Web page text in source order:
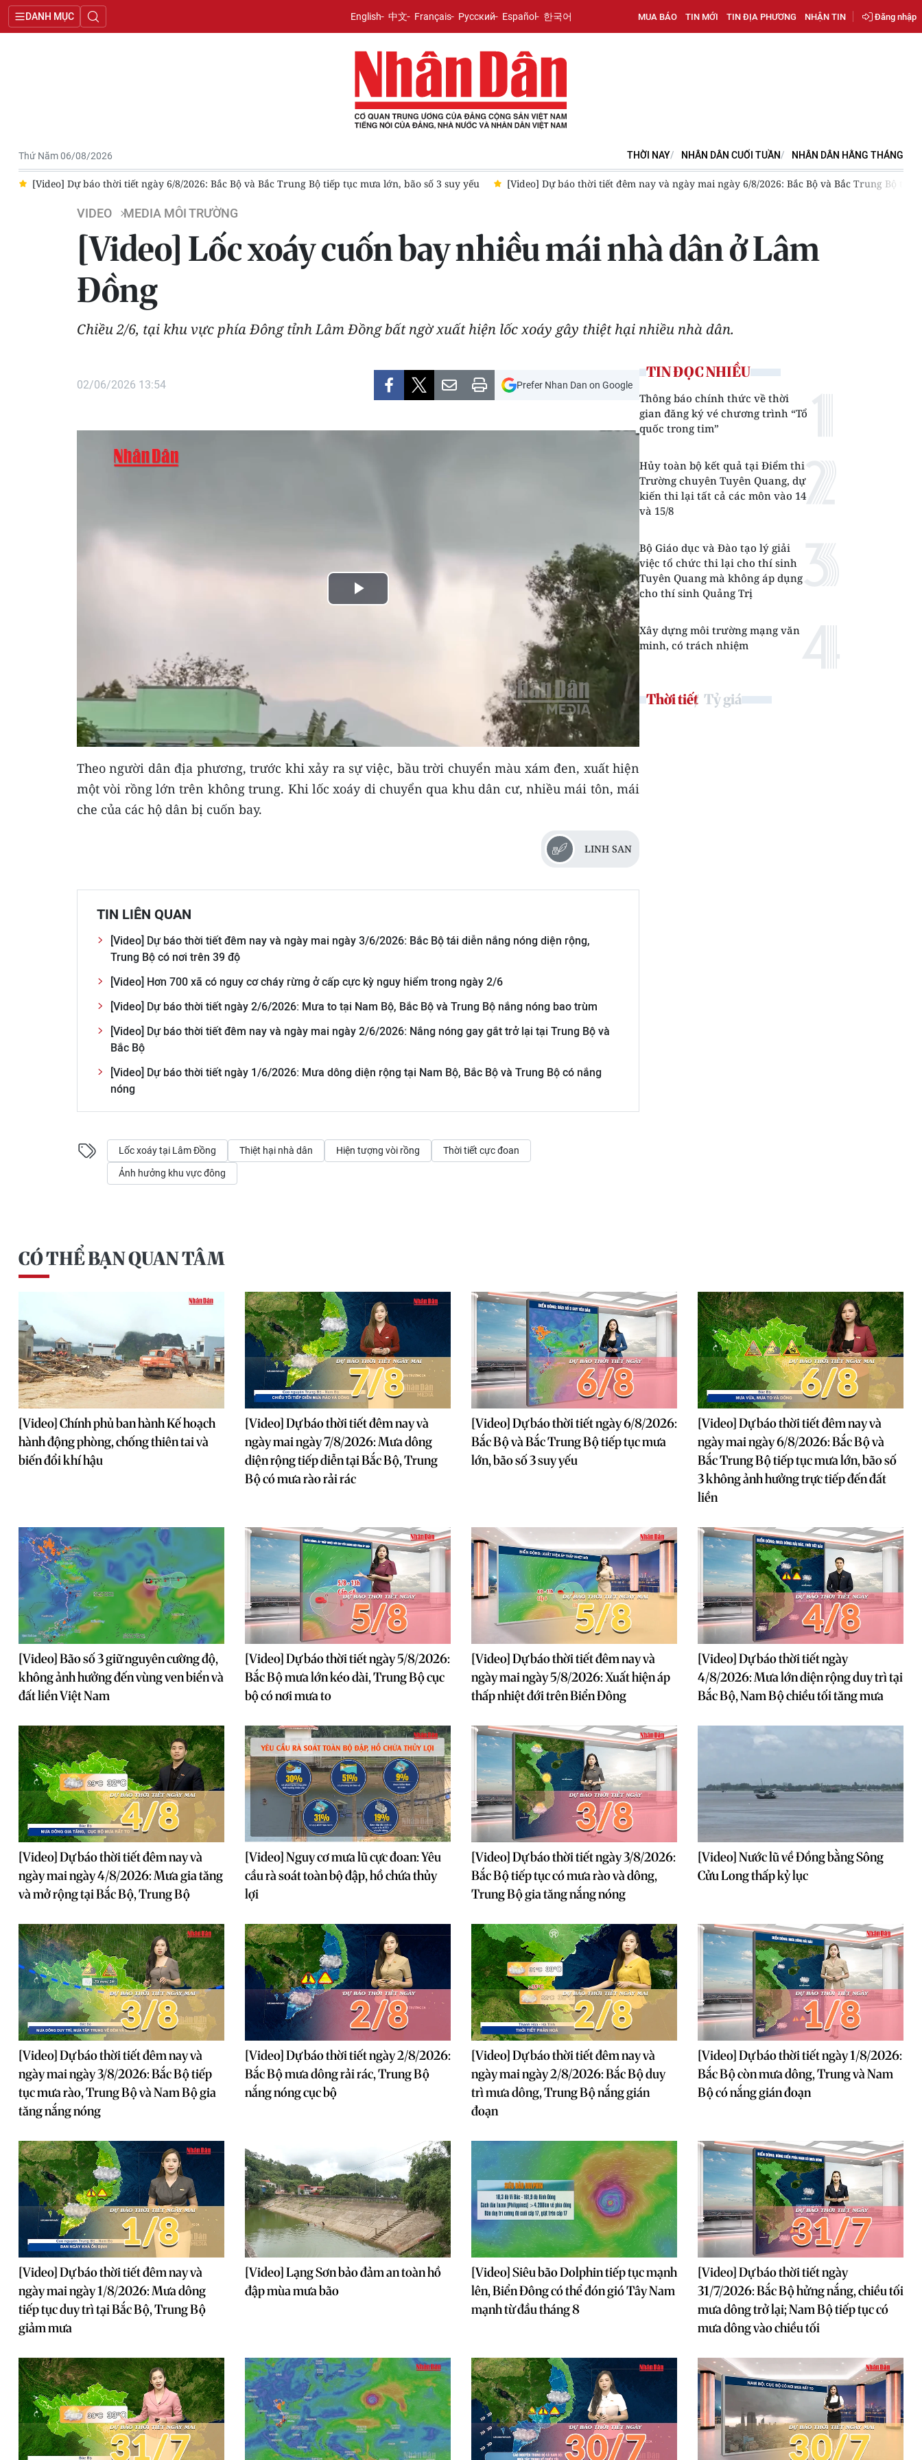
DANH MỤC English 中文 Français Русский Español 한국어 MUA BÁO TIN MỚI TIN ĐỊA PHƯƠNG NHẬN TIN Đăng nhập
Thứ Năm 06/08/2026 THỜI NAY NHÂN DÂN CUỐI TUẦN NHÂN DÂN HẰNG THÁNG
yếu [Video] Dự báo thời tiết đêm nay và ngày mai ngày 6/8/2026: Bắc Bộ và Bắc Trung Bộ tiếp tục mưa lớn, bão số 3 không ảnh hưởng trực tiếp đến đất liền [Video] Bão số 3 giữ nguyên
VIDEO MEDIA MÔI TRƯỜNG
[Video] Lốc xoáy cuốn bay nhiều mái nhà dân ở Lâm
Đồng
Chiều 2/6, tại khu vực phía Đông tỉnh Lâm Đồng bất ngờ xuất hiện lốc xoáy gây thiệt hại nhiều nhà dân.
02/06/2026 13:54 Prefer Nhan Dan on Google
Play
Theo người dân địa phương, trước khi xảy ra sự việc, bầu trời chuyển màu xám đen, xuất hiện
một vòi rồng lớn trên không trung. Khi lốc xoáy di chuyển qua khu dân cư, nhiều mái tôn, mái
che của các hộ dân bị cuốn bay.
LINH SAN
TIN LIÊN QUAN
[Video] Dự báo thời tiết đêm nay và ngày mai ngày 3/6/2026: Bắc Bộ tái diễn nắng nóng diện rộng,
Trung Bộ có nơi trên 39 độ
[Video] Hơn 700 xã có nguy cơ cháy rừng ở cấp cực kỳ nguy hiểm trong ngày 2/6
[Video] Dự báo thời tiết ngày 2/6/2026: Mưa to tại Nam Bộ, Bắc Bộ và Trung Bộ nắng nóng bao trùm
[Video] Dự báo thời tiết đêm nay và ngày mai ngày 2/6/2026: Nắng nóng gay gắt trở lại tại Trung Bộ và
Bắc Bộ
[Video] Dự báo thời tiết ngày 1/6/2026: Mưa dông diện rộng tại Nam Bộ, Bắc Bộ và Trung Bộ có nắng
nóng
Lốc xoáy tại Lâm Đồng Thiệt hại nhà dân Hiện tượng vòi rồng Thời tiết cực đoan
Ảnh hưởng khu vực đông
TIN ĐỌC NHIỀU
Thông báo chính thức về thời
gian đăng ký vé chương trình “Tổ
quốc trong tim”
Hủy toàn bộ kết quả tại Điểm thi
Trường chuyên Tuyên Quang, dự
kiến thi lại tất cả các môn vào 14
và 15/8
Bộ Giáo dục và Đào tạo lý giải
việc tổ chức thi lại cho thí sinh
Tuyên Quang mà không áp dụng
cho thí sinh Quảng Trị
Xây dựng môi trường mạng văn
minh, có trách nhiệm
Thời tiết Tỷ giá
CÓ THỂ BẠN QUAN TÂM
[Video] Chính phủ ban hành Kế hoạch
hành động phòng, chống thiên tai và
biến đổi khí hậu
[Video] Dự báo thời tiết đêm nay và
ngày mai ngày 7/8/2026: Mưa dông
diện rộng tiếp diễn tại Bắc Bộ, Trung
Bộ có mưa rào rải rác
[Video] Dự báo thời tiết ngày 6/8/2026:
Bắc Bộ và Bắc Trung Bộ tiếp tục mưa
lớn, bão số 3 suy yếu
[Video] Dự báo thời tiết đêm nay và
ngày mai ngày 6/8/2026: Bắc Bộ và
Bắc Trung Bộ tiếp tục mưa lớn, bão số
3 không ảnh hưởng trực tiếp đến đất
liền
[Video] Bão số 3 giữ nguyên cường độ,
không ảnh hưởng đến vùng ven biển và
đất liền Việt Nam
[Video] Dự báo thời tiết ngày 5/8/2026:
Bắc Bộ mưa lớn kéo dài, Trung Bộ cục
bộ có nơi mưa to
[Video] Dự báo thời tiết đêm nay và
ngày mai ngày 5/8/2026: Xuất hiện áp
thấp nhiệt đới trên Biển Đông
[Video] Dự báo thời tiết ngày
4/8/2026: Mưa lớn diện rộng duy trì tại
Bắc Bộ, Nam Bộ chiều tối tăng mưa
[Video] Dự báo thời tiết đêm nay và
ngày mai ngày 4/8/2026: Mưa gia tăng
và mở rộng tại Bắc Bộ, Trung Bộ
[Video] Nguy cơ mưa lũ cực đoan: Yêu
cầu rà soát toàn bộ đập, hồ chứa thủy
lợi
[Video] Dự báo thời tiết ngày 3/8/2026:
Bắc Bộ tiếp tục có mưa rào và dông,
Trung Bộ gia tăng nắng nóng
[Video] Nước lũ về Đồng bằng Sông
Cửu Long thấp kỷ lục
[Video] Dự báo thời tiết đêm nay và
ngày mai ngày 3/8/2026: Bắc Bộ tiếp
tục mưa rào, Trung Bộ và Nam Bộ gia
tăng nắng nóng
[Video] Dự báo thời tiết ngày 2/8/2026:
Bắc Bộ mưa dông rải rác, Trung Bộ
nắng nóng cục bộ
[Video] Dự báo thời tiết đêm nay và
ngày mai ngày 2/8/2026: Bắc Bộ duy
trì mưa dông, Trung Bộ nắng gián
đoạn
[Video] Dự báo thời tiết ngày 1/8/2026:
Bắc Bộ còn mưa dông, Trung và Nam
Bộ có nắng gián đoạn
[Video] Dự báo thời tiết đêm nay và
ngày mai ngày 1/8/2026: Mưa dông
tiếp tục duy trì tại Bắc Bộ, Trung Bộ
giảm mưa
[Video] Lạng Sơn bảo đảm an toàn hồ
đập mùa mưa bão
[Video] Siêu bão Dolphin tiếp tục mạnh
lên, Biển Đông có thể đón gió Tây Nam
mạnh từ đầu tháng 8
[Video] Dự báo thời tiết ngày
31/7/2026: Bắc Bộ hửng nắng, chiều tối
mưa dông trở lại; Nam Bộ tiếp tục có
mưa dông vào chiều tối